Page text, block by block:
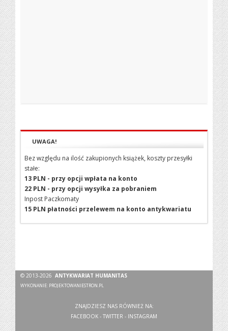
UWAGA!
Bez względu na ilość zakupionych książek, koszty przesyłki
stałe:
13 PLN - przy opcji wpłata na konto
22 PLN - przy opcji wysyłka za pobraniem
Inpost Paczkomaty
15 PLN płatności przelewem na konto antykwariatu
© 2013-2026ANTYKWARIAT HUMANITAS
WYKONANIE: PROJEKTOWANIESTRON.PL
ZNAJDZIESZ NAS RÓWNIEŻ NA:
FACEBOOK - TWITTER - INSTAGRAM